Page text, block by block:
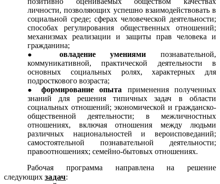
личности, позволяющих успешно взаимодействовать в
социальной среде; сферах человеческой деятельности;
способах регулирования общественных отношений;
механизмах реализации и защиты прав человека и
гражданина;
овладение умениями познавательной,
коммуникативной, практической деятельности в
основных социальных ролях, характерных для
подросткового возраста;
формирование опыта применения полученных
знаний для решения типичных задач в области
социальных отношений; экономической и гражданско-
общественной деятельности; в межличностных
отношениях, включая отношения между людьми
различных национальностей и вероисповеданий;
самостоятельной познавательной деятельности;
правоотношениях; семейно-бытовых отношениях.
Рабочая программа направлена на решение
следующих задач: